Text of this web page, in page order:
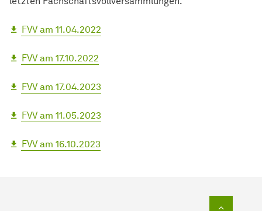
FVV am 11.04.2022
FVV am 17.10.2022
FVV am 17.04.2023
FVV am 11.05.2023
FVV am 16.10.2023